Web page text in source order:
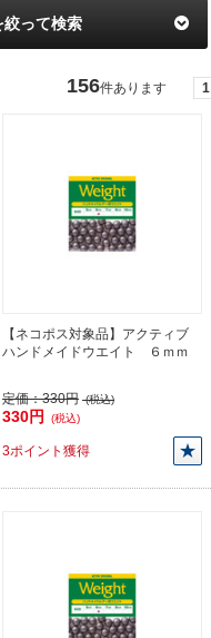
絞って検索
156件あります 1
【ネコポス対象品】アクティブ
ハンドメイドウエイト ６ｍｍ
定価：330円 (税込)
330円 (税込)
3ポイント獲得